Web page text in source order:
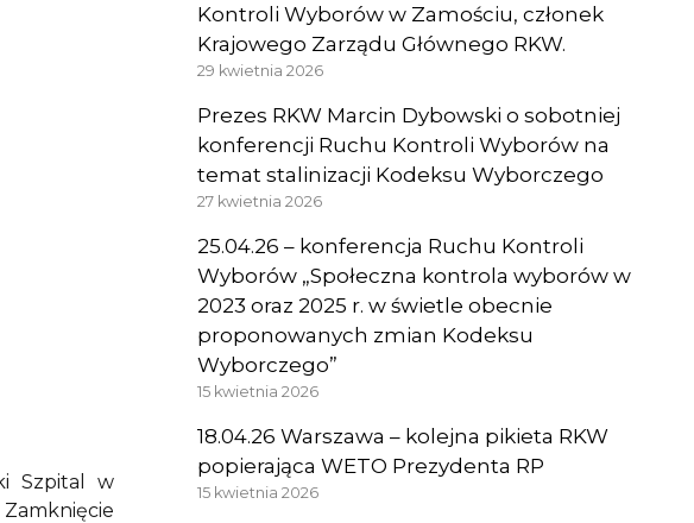
Szpital w
Kontroli Wyborów w Zamościu, członek
Krajowego Zarządu Głównego RKW.
29 kwietnia 2026
Prezes RKW Marcin Dybowski o sobotniej
konferencji Ruchu Kontroli Wyborów na
temat stalinizacji Kodeksu Wyborczego
27 kwietnia 2026
25.04.26 – konferencja Ruchu Kontroli
Wyborów „Społeczna kontrola wyborów w
2023 oraz 2025 r. w świetle obecnie
proponowanych zmian Kodeksu
Wyborczego”
15 kwietnia 2026
18.04.26 Warszawa – kolejna pikieta RKW
popierająca WETO Prezydenta RP
15 kwietnia 2026